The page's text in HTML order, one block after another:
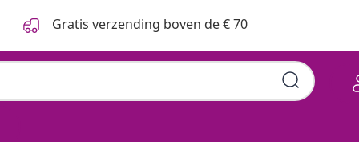
Gratis verzending boven de € 70